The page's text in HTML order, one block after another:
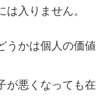
入りません。
うかは個人の価値
が悪くなっても在